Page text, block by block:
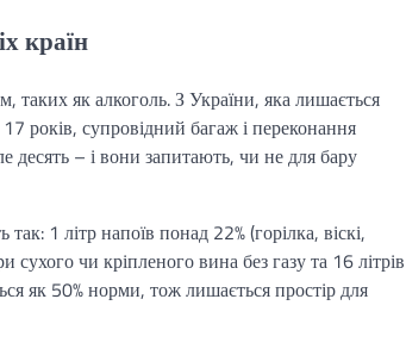
країн
як алкоголь. З України, яка лишається
років, супровідний багаж і переконання
– і вони запитають, чи не для бару
1 літр напоїв понад 22% (горілка, віскі,
сухого чи кріпленого вина без газу та 16 літрів
як 50% норми, тож лишається простір для